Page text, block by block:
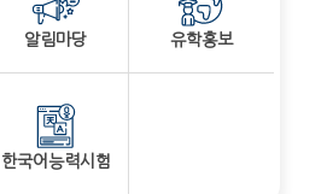
알림마당 유학홍보
한국어능력시험